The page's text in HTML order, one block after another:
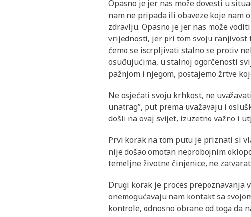
Opasno je jer nas može dovesti u
nam ne pripada ili obaveze koje nam
zdravlju. Opasno je jer nas može
vrijednosti, jer pri tom svoju ranjivost
ćemo se iscrpljivati stalno se protiv
osuđujućima, u stalnoj ogorčenosti
pažnjom i njegom, postajemo žrtve
Ne osjećati svoju krhkost, ne
unatrag”, put prema uvažavaju i
došli na ovaj svijet, izuzetno važno i
Prvi korak na tom putu je priznati si
nije došao omotan neprobojnim
temeljne životne činjenice, ne
Drugi korak je proces prepoznavanja
onemogućavaju nam kontakt sa
kontrole, odnosno obrane od toga da